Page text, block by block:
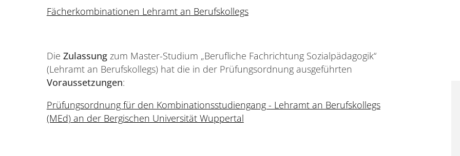
Fächerkombinationen Lehramt an Berufskollegs
Die Zulassung zum Master-Studium „Berufliche Fachrichtung Sozialpädagogik“
(Lehramt an Berufskollegs) hat die in der Prüfungsordnung ausgeführten
Voraussetzungen:
Prüfungsordnung für den Kombinationsstudiengang - Lehramt an Berufskollegs
(MEd) an der Bergischen Universität Wuppertal